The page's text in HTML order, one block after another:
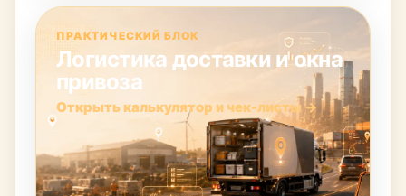
ПРАКТИЧЕСКИЙ БЛОК
Логистика доставки и окна
привоза
Открыть калькулятор и чек-листы →